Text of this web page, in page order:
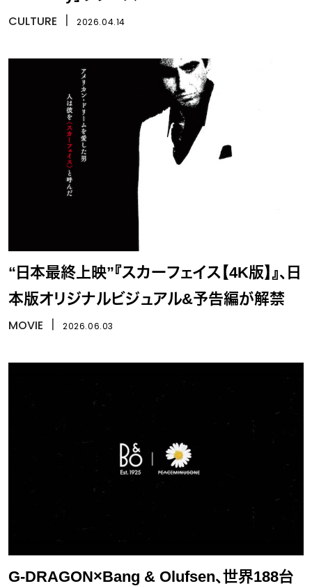
CULTURE 2026.04.14
“日本最終上映”『スカーフェイス【4K版】』、日
本版オリジナルビジュアル&予告編が解禁
MOVIE 2026.06.03
G-DRAGON×Bang & Olufsen、世界188台